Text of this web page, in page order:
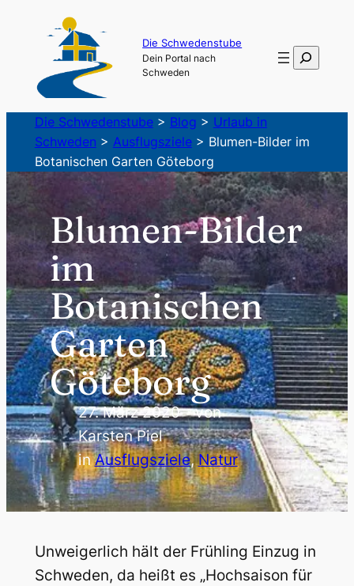
springen
Die Schwedenstube
Dein Portal nach
Schweden
Suchen
Die Schwedenstube> Blog > Urlaub in
Schweden > Ausflugsziele> Blumen-Bilder im
Botanischen Garten Göteborg
Blumen-Bilder
im
Botanischen
Garten
Göteborg
27. März 2020—von
Karsten Piel
inAusflugsziele, Natur
Unweigerlich hält der Frühling Einzug in
Schweden, da heißt es „Hochsaison für